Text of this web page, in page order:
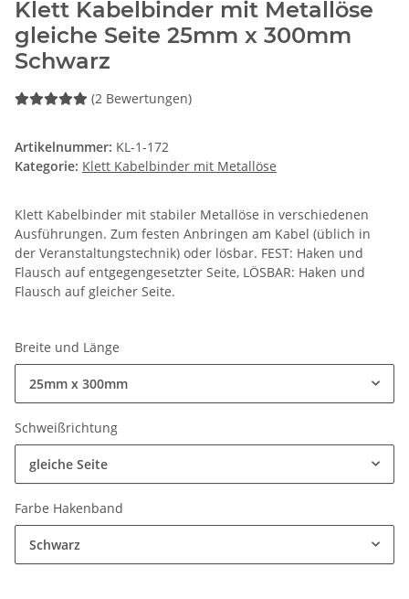
Klett Kabelbinder mit Metallöse
gleiche Seite 25mm x 300mm
Schwarz
(2 Bewertungen)
Artikelnummer: KL-1-172
Kategorie: Klett Kabelbinder mit Metallöse
Klett Kabelbinder mit stabiler Metallöse in verschiedenen
Ausführungen. Zum festen Anbringen am Kabel (üblich in
der Veranstaltungstechnik) oder lösbar. FEST: Haken und
Flausch auf entgegengesetzter Seite, LÖSBAR: Haken und
Flausch auf gleicher Seite.
Breite und Länge
25mm x 300mm
Schweißrichtung
gleiche Seite
Farbe Hakenband
Schwarz